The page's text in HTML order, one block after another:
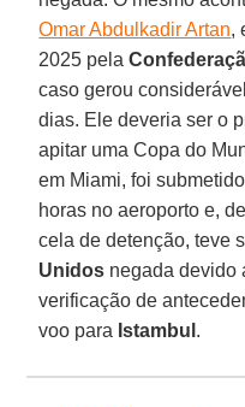
Omar Abdulkadir Artan,
2025 pela
caso gerou
dias. Ele deveria ser o
apitar uma Copa do
em Miami, foi
horas no aeroporto e,
cela de detenção, teve
Unidos negada devido
verificação de
voo para Istambul .